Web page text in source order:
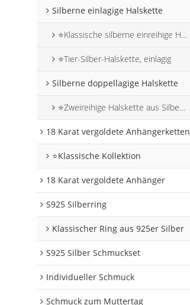
Silberne einlagige Halskette
⭐Klassische silberne einreihige Halskette
⭐Tier-Silber-Halskette, einlagig
Silberne doppellagige Halskette
⭐Zweireihige Halskette aus Silber mit Tiermotiven
18 Karat vergoldete Anhängerketten
⭐Klassische Kollektion
18 Karat vergoldete Anhänger
S925 Silberring
Klassischer Ring aus 925er Silber
S925 Silber Schmuckset
Individueller Schmuck
Schmuck zum Muttertag